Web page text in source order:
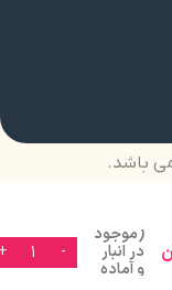
باشد.
(موجود
در انبار
و آماده